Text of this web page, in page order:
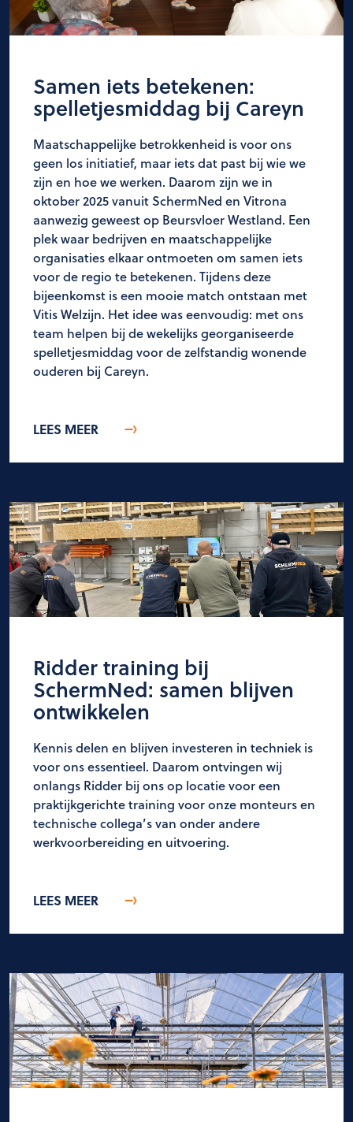
Samen iets betekenen:
spelletjesmiddag bij Careyn
Maatschappelijke betrokkenheid is voor ons
geen los initiatief, maar iets dat past bij wie we
zijn en hoe we werken. Daarom zijn we in
oktober 2025 vanuit SchermNed en Vitrona
aanwezig geweest op Beursvloer Westland. Een
plek waar bedrijven en maatschappelijke
organisaties elkaar ontmoeten om samen iets
voor de regio te betekenen. Tijdens deze
bijeenkomst is een mooie match ontstaan met
Vitis Welzijn. Het idee was eenvoudig: met ons
team helpen bij de wekelijks georganiseerde
spelletjesmiddag voor de zelfstandig wonende
ouderen bij Careyn.
LEES MEER
Ridder training bij
SchermNed: samen blijven
ontwikkelen
Kennis delen en blijven investeren in techniek is
voor ons essentieel. Daarom ontvingen wij
onlangs Ridder bij ons op locatie voor een
praktijkgerichte training voor onze monteurs en
technische collega’s van onder andere
werkvoorbereiding en uitvoering.
LEES MEER